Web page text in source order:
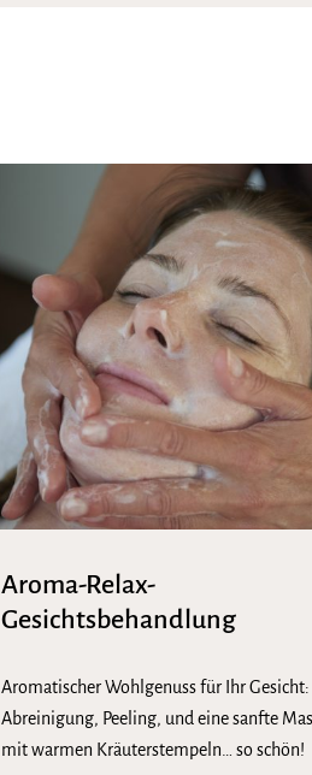
Aroma-Relax-
Gesichtsbehandlung
Aromatischer Wohlgenuss für Ihr Gesicht:
Abreinigung, Peeling, und eine sanfte
mit warmen Kräuterstempeln… so schön!